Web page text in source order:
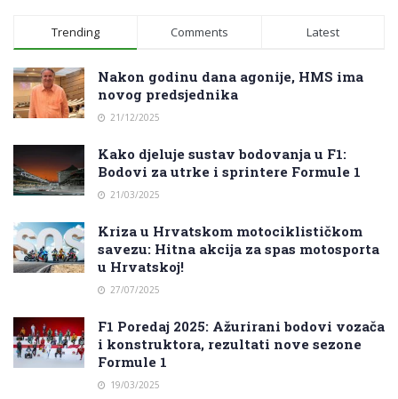
Trending Comments Latest
Nakon godinu dana agonije, HMS ima
novog predsjednika
21/12/2025
Kako djeluje sustav bodovanja u F1:
Bodovi za utrke i sprintere Formule 1
21/03/2025
Kriza u Hrvatskom motociklističkom
savezu: Hitna akcija za spas motosporta
u Hrvatskoj!
27/07/2025
F1 Poredaj 2025: Ažurirani bodovi vozača
i konstruktora, rezultati nove sezone
Formule 1
19/03/2025